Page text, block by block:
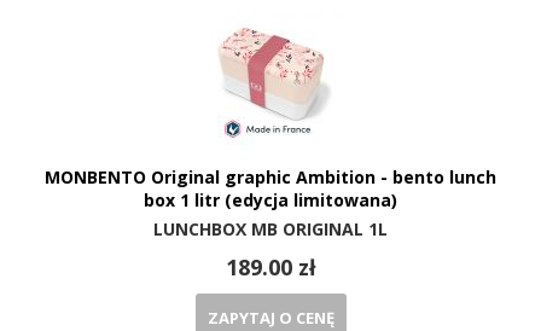
MONBENTO Original graphic Ambition - bento lunch
box 1 litr (edycja limitowana)
LUNCHBOX MB ORIGINAL 1L
189.00 zł
ZAPYTAJ O CENĘ